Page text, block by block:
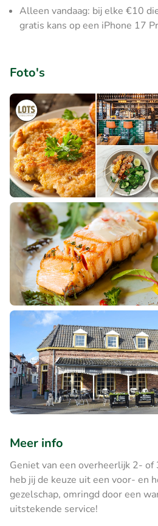
Alleen vandaag: bij elke €10
gratis kans op een iPhone 17
Foto's
Meer info
Geniet van een overheerlijk 2-
heb jij de keuze uit een voor- en
gezelschap, omringd door een
uitstekende service!